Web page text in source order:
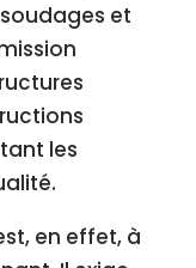
et
les
en effet, à